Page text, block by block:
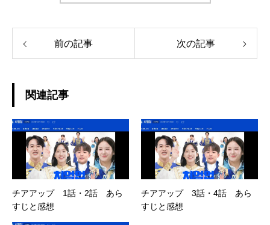
前の記事 次の記事
関連記事
チアアップ 1話・2話 あら
すじと感想
チアアップ 3話・4話 あら
すじと感想